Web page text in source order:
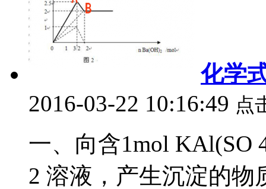
化学
2016-03-22 10:16:49 点
一、向含1mol KAl(SO
2 溶液，产生沉淀的物